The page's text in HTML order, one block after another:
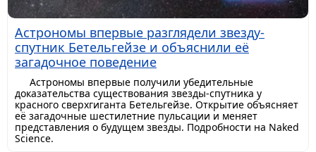
Астрономы впервые разглядели звезду-
спутник Бетельгейзе и объяснили её
загадочное поведение
Астрономы впервые получили убедительные
доказательства существования звезды-спутника у
красного сверхгиганта Бетельгейзе. Открытие объясняет
её загадочные шестилетние пульсации и меняет
представления о будущем звезды. Подробности на Naked
Science.